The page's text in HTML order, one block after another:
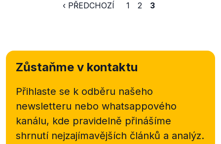
‹ PŘEDCHOZÍ 1 2 3
Zůstaňme v kontaktu
Přihlaste se k odběru našeho
newsletteru nebo whatsappového
kanálu, kde pravidelně přinášíme
shrnutí nejzajímavějších článků a analýz.